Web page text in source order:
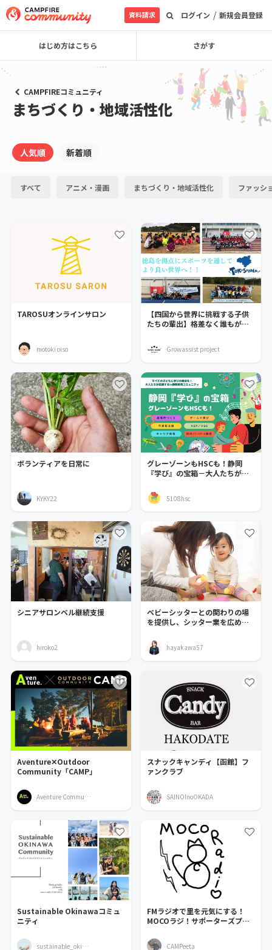
ログイン / 新規会員登録
資料請求
はじめ方はこちら さがす
CAMPFIREコミュニティ
まちづくり・地域活性化
人気順 新着順
すべて アニメ・漫画 まちづくり・地域活性化 ファッシ
TAROSUオンラインサロン
motoki oiso
【四国から世界に挑戦する子供
たちの輩出】格差なく誰もがス
Growassist project
ボランティアを日常に
KYKY22
グレーゾーンもHSCも！静岡
『学び』の宝箱－大人たちが応
5108hsc
シニアサロンベル継続支援
hiroko2
ベビーシッターとの関わりの場
を提供し、シッター業を広めた
hayakawa57
Aventure✕Outdoor
Community「CAMP」
Aventure Community
スナックキャンディ【函館】フ
ァンクラブ
SAINOInoOKADA
Sustainable Okinawaコミュ
ニティ
sustainable_okinawa
FMラジオで里を元気にする！
MOCOラジ！サポーターズプロ
CAMPeeta